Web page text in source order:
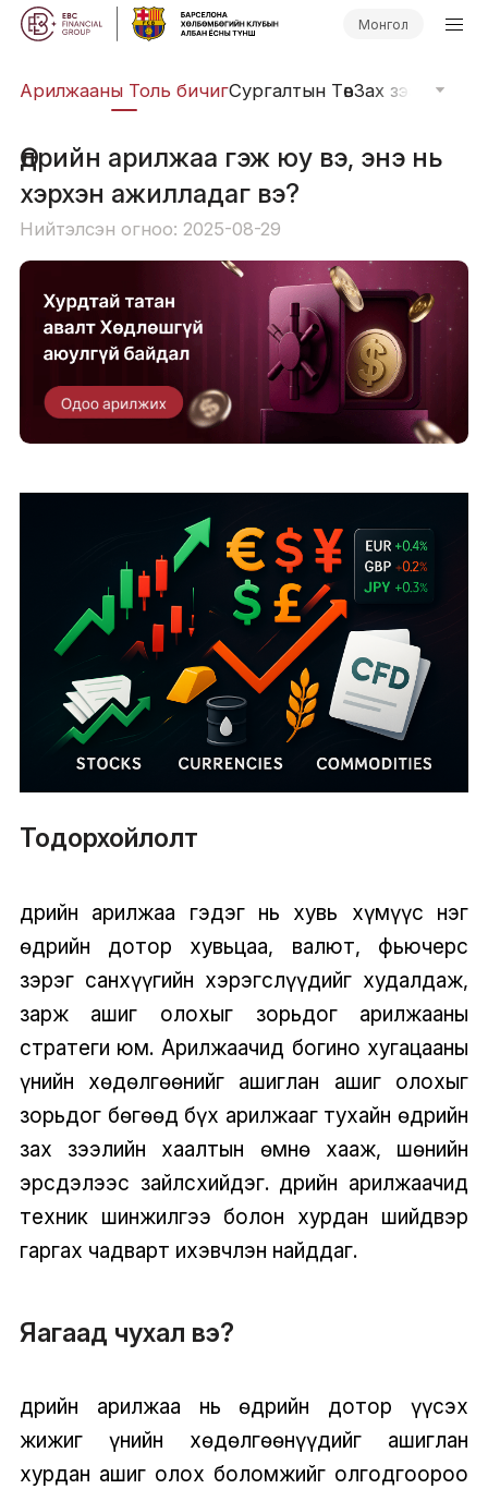
Монгол
Арилжааны Толь бичигСургалтын ТөвЗах зээлийн
Өдрийн арилжаа гэж юу вэ, энэ нь
хэрхэн ажилладаг вэ?
Нийтэлсэн огноо: 2025-08-29
Тодорхойлолт
Өдрийн арилжаа гэдэг нь хувь хүмүүс нэг
өдрийн дотор хувьцаа, валют, фьючерс
зэрэг санхүүгийн хэрэгслүүдийг худалдаж,
зарж ашиг олохыг зорьдог арилжааны
стратеги юм. Арилжаачид богино хугацааны
үнийн хөдөлгөөнийг ашиглан ашиг олохыг
зорьдог бөгөөд бүх арилжааг тухайн өдрийн
зах зээлийн хаалтын өмнө хааж, шөнийн
эрсдэлээс зайлсхийдэг. Өдрийн арилжаачид
техник шинжилгээ болон хурдан шийдвэр
гаргах чадварт ихэвчлэн найддаг.
Яагаад чухал вэ?
Өдрийн арилжаа нь өдрийн дотор үүсэх
жижиг үнийн хөдөлгөөнүүдийг ашиглан
хурдан ашиг олох боломжийг олгодгоороо